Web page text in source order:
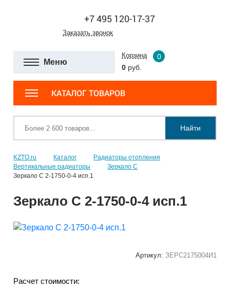
+7 495 120-17-37
Заказать звонок
Меню
Корзина
0
0 руб.
КАТАЛОГ ТОВАРОВ
Найти
KZTO.ru Каталог
Радиаторы отопления
Вертикальные радиаторы
Зеркало С
Зеркало С 2-1750-0-4 исп.1
Зеркало С 2-1750-0-4 исп.1
Артикул: ЗЕРС2175004И1
Расчет стоимости: